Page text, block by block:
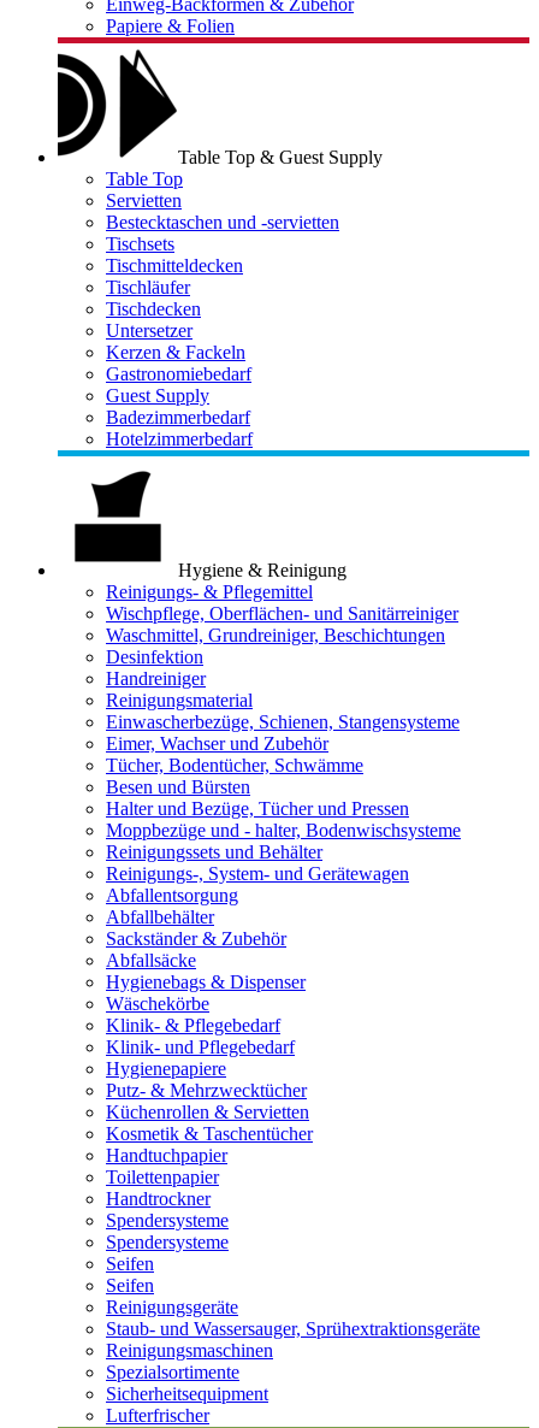
Einweg-Backformen & Zubehör
Papiere & Folien
Table Top & Guest Supply
Table Top
Servietten
Bestecktaschen und -servietten
Tischsets
Tischmitteldecken
Tischläufer
Tischdecken
Untersetzer
Kerzen & Fackeln
Gastronomiebedarf
Guest Supply
Badezimmerbedarf
Hotelzimmerbedarf
Hygiene & Reinigung
Reinigungs- & Pflegemittel
Wischpflege, Oberflächen- und Sanitärreiniger
Waschmittel, Grundreiniger, Beschichtungen
Desinfektion
Handreiniger
Reinigungsmaterial
Einwascherbezüge, Schienen, Stangensysteme
Eimer, Wachser und Zubehör
Tücher, Bodentücher, Schwämme
Besen und Bürsten
Halter und Bezüge, Tücher und Pressen
Moppbezüge und - halter, Bodenwischsysteme
Reinigungssets und Behälter
Reinigungs-, System- und Gerätewagen
Abfallentsorgung
Abfallbehälter
Sackständer & Zubehör
Abfallsäcke
Hygienebags & Dispenser
Wäschekörbe
Klinik- & Pflegebedarf
Klinik- und Pflegebedarf
Hygienepapiere
Putz- & Mehrzwecktücher
Küchenrollen & Servietten
Kosmetik & Taschentücher
Handtuchpapier
Toilettenpapier
Handtrockner
Spendersysteme
Spendersysteme
Seifen
Seifen
Reinigungsgeräte
Staub- und Wassersauger, Sprühextraktionsgeräte
Reinigungsmaschinen
Spezialsortimente
Sicherheitsequipment
Lufterfrischer